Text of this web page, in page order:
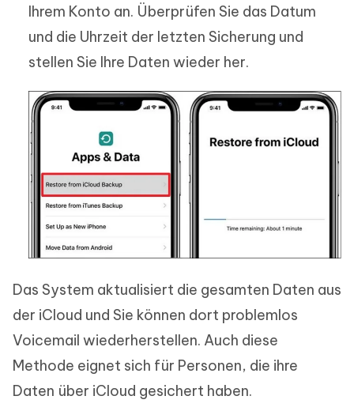
Ihrem Konto an. Überprüfen Sie das Datum
und die Uhrzeit der letzten Sicherung und
stellen Sie Ihre Daten wieder her.
Das System aktualisiert die gesamten Daten aus
der iCloud und Sie können dort problemlos
Voicemail wiederherstellen. Auch diese
Methode eignet sich für Personen, die ihre
Daten über iCloud gesichert haben.